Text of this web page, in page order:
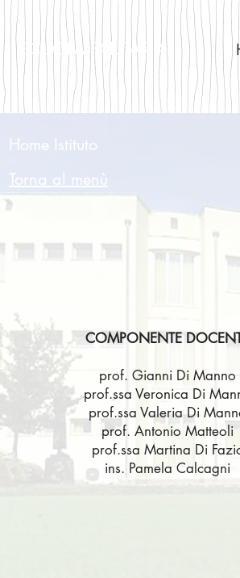
SCUOLA PARITARIA
Home Istituto
Torna al menù
COMPONENTE
prof. Gianni Di Manno
prof.ssa Veronica Di
prof.ssa Valeria Di
prof. Antonio Matteoli
prof.ssa Martina Di
ins. Pamela Calcagni